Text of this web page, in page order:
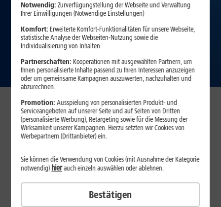
Zum Angebot
Verfügbarkeit prüfen
Notwendig: Zurverfügungstellung der Webseite und Verwaltung
Ihrer Einwilligungen (Notwendige Einstellungen)
Komfort: Erweiterte Komfort-Funktionalitäten für unsere Webseite,
statistische Analyse der Webseiten-Nutzung sowie die
Individualisierung von Inhalten
Partnerschaften: Kooperationen mit ausgewählten Partnern, um
Ihnen personalisierte Inhalte passend zu Ihren Interessen anzuzeigen
oder um gemeinsame Kampagnen auszuwerten, nachzuhalten und
abzurechnen.
Promotion:Ausspielung von personalisierten Produkt- und
Serviceangeboten auf unserer Seite und auf Seiten von Dritten
(personalisierte Werbung), Retargeting sowie für die Messung der
Wirksamkeit unserer Kampagnen. Hierzu setzten wir Cookies von
Werbepartnern (Drittanbieter) ein.
Sie können die Verwendung von Cookies (mit Ausnahme der Kategorie
notwendig)hierauch einzeln auswählen oder ablehnen.
Bestätigen